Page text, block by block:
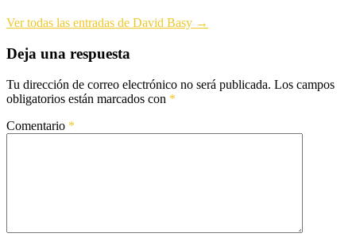
Ver todas las entradas de David Basy →
Deja una respuesta
Tu dirección de correo electrónico no será publicada. Los campos
obligatorios están marcados con *
Comentario *